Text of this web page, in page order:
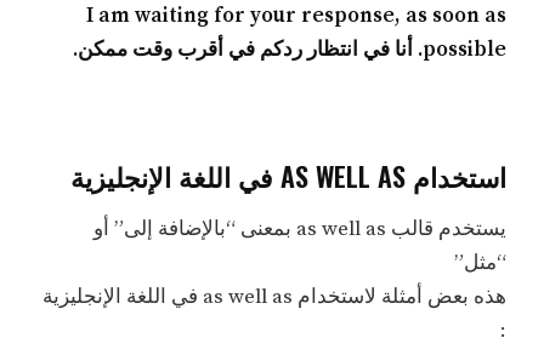
I am waiting for your response, as soon as
possible. أنا في انتظار ردكم في أقرب وقت ممكن.
استخدام AS WELL AS في اللغة الإنجليزية
يستخدم قالب as well as بمعنى “بالإضافة إلى” أو
“مثل”
هذه بعض أمثلة لاستخدام as well as في اللغة الإنجليزية
: